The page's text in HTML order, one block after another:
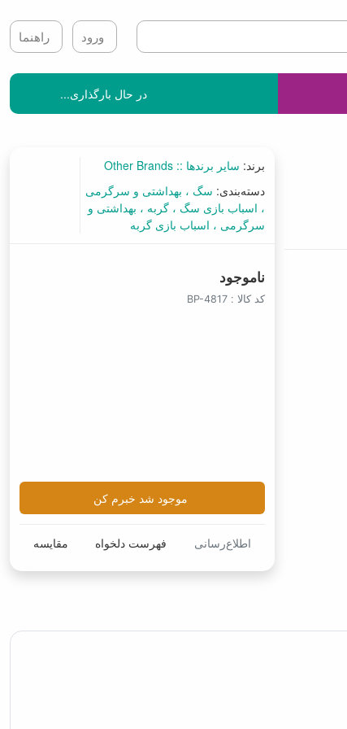
ورود راهنما
در حال بارگذاری...
برند: سایر برندها :: Other Brands
دسته‌بندی: سگ
بهداشتی و سرگرمی
اسباب بازی سگ
گربه
بهداشتی و
سرگرمی
اسباب بازی گربه
ناموجود
کد کالا :BP-4817
موجود شد خبرم کن
اطلاع‌رسانی فهرست دلخواه مقایسه